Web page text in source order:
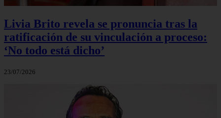
Livia Brito revela se pronuncia tras la
ratificación de su vinculación a proceso:
‘No todo está dicho’
23/07/2026